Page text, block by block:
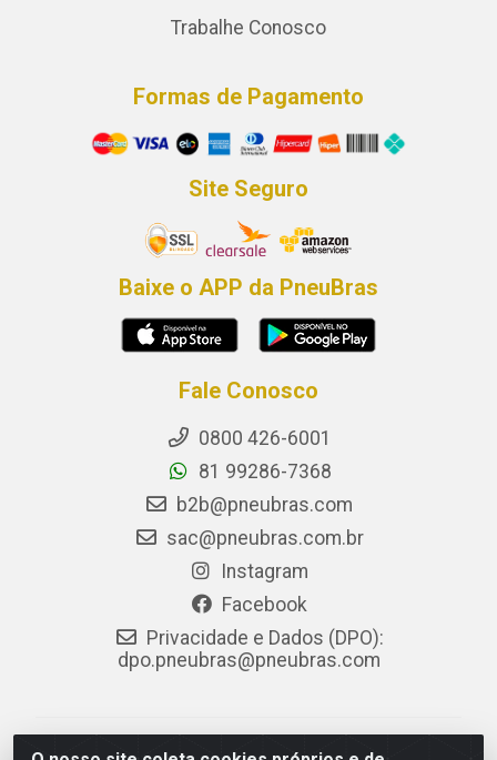
Trabalhe Conosco
Formas de Pagamento
Site Seguro
Baixe o APP da PneuBras
Fale Conosco
0800 426-6001
81 99286-7368
b2b@pneubras.com
sac@pneubras.com.br
Instagram
Facebook
Privacidade e Dados (DPO):
dpo.pneubras@pneubras.com
PneuBras - Rodovia BR-101, KM 82 - Prazeres,